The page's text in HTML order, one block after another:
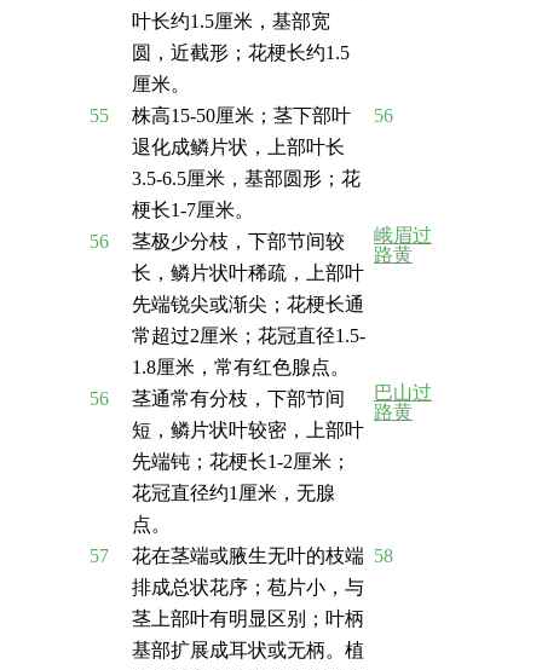
叶长约1.5厘米，基部宽
圆，近截形；花梗长约1.5
厘米。
55
株高15-50厘米；茎下部叶
退化成鳞片状，上部叶长
3.5-6.5厘米，基部圆形；花
梗长1-7厘米。
56
56
茎极少分枝，下部节间较
长，鳞片状叶稀疏，上部叶
先端锐尖或渐尖；花梗长通
常超过2厘米；花冠直径1.5-
1.8厘米，常有红色腺点。
峨眉过
路黄
56
茎通常有分枝，下部节间
短，鳞片状叶较密，上部叶
先端钝；花梗长1-2厘米；
花冠直径约1厘米，无腺
点。
巴山过
路黄
57
花在茎端或腋生无叶的枝端
排成总状花序；苞片小，与
茎上部叶有明显区别；叶柄
基部扩展成耳状或无柄。植
58